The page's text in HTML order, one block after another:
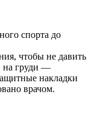
спорта до
чтобы не давить
на груди —
накладки
врачом.